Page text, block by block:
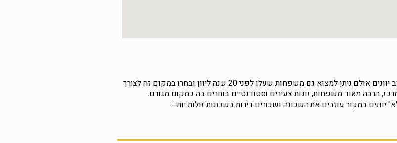
שכונה יוונית מעורבת קלות באתונה. בשכונה רוב יוונים אולם ניתן למצוא גם משפחות שעלו לפני 20 שנה ליוון ובחרו במקום זה לצורך
הרבה מאוד משפחות, זוגות צעירים וסטודנטיים בוחרים בה כמקום מגורם.
במקור עוזבים את השכונה ושכורים דירות בשכונות זולות יותר.